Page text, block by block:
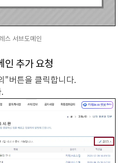
스 서브도메인
인 추가 요청
"버튼을 클릭합니다.